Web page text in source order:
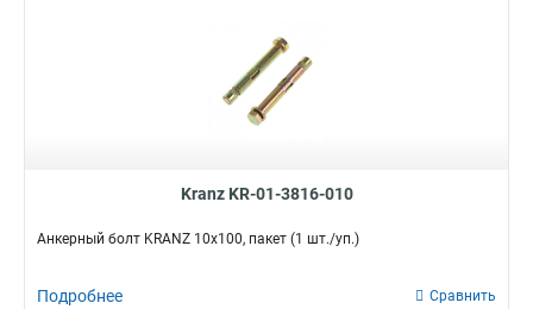
Kranz KR-01-3816-010
Анкерный болт KRANZ 10х100, пакет (1 шт./уп.)
Подробнее Сравнить